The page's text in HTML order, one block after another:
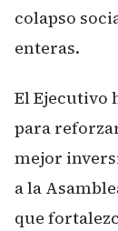
colapso
enteras.
El Ejecutivo
para
mejor
a la
que